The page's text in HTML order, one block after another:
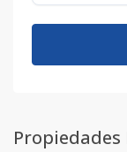
Propiedades